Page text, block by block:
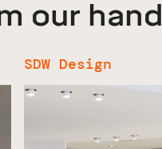
our hand
SDW Design